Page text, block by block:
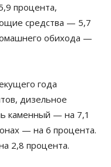
процента,
средства — 5,7
обихода —
года
дизельное
каменный — на 7,1
— на 6 процента.
2,8 процента.